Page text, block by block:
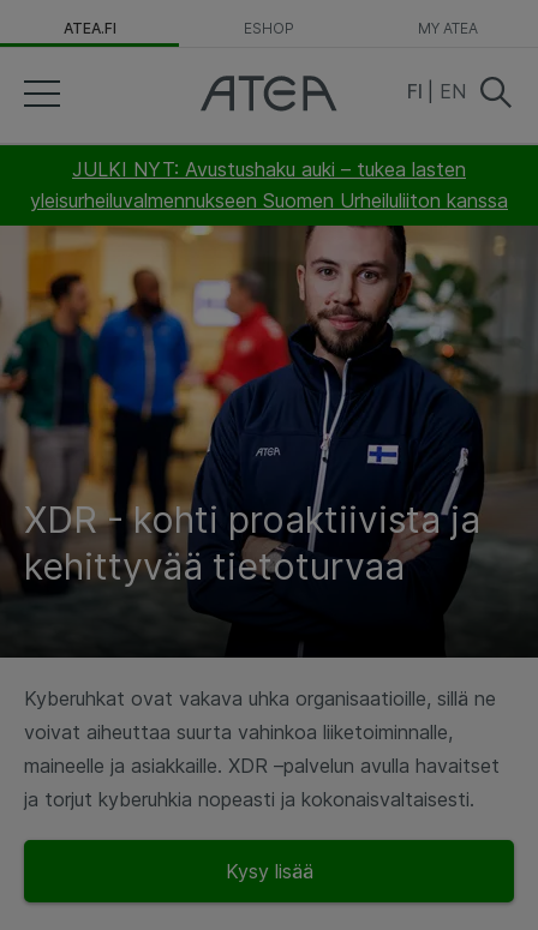
ATEA.FI ESHOP MY ATEA
JULKI NYT: Avustushaku auki – tukea lasten
yleisurheiluvalmennukseen Suomen Urheiluliiton kanssa
FI EN
XDR - kohti proaktiivista ja
kehittyvää tietoturvaa
Kyberuhkat ovat vakava uhka organisaatioille, sillä ne
voivat aiheuttaa suurta vahinkoa liiketoiminnalle,
maineelle ja asiakkaille. XDR –palvelun avulla havaitset
ja torjut kyberuhkia nopeasti ja kokonaisvaltaisesti.
Kysy lisää